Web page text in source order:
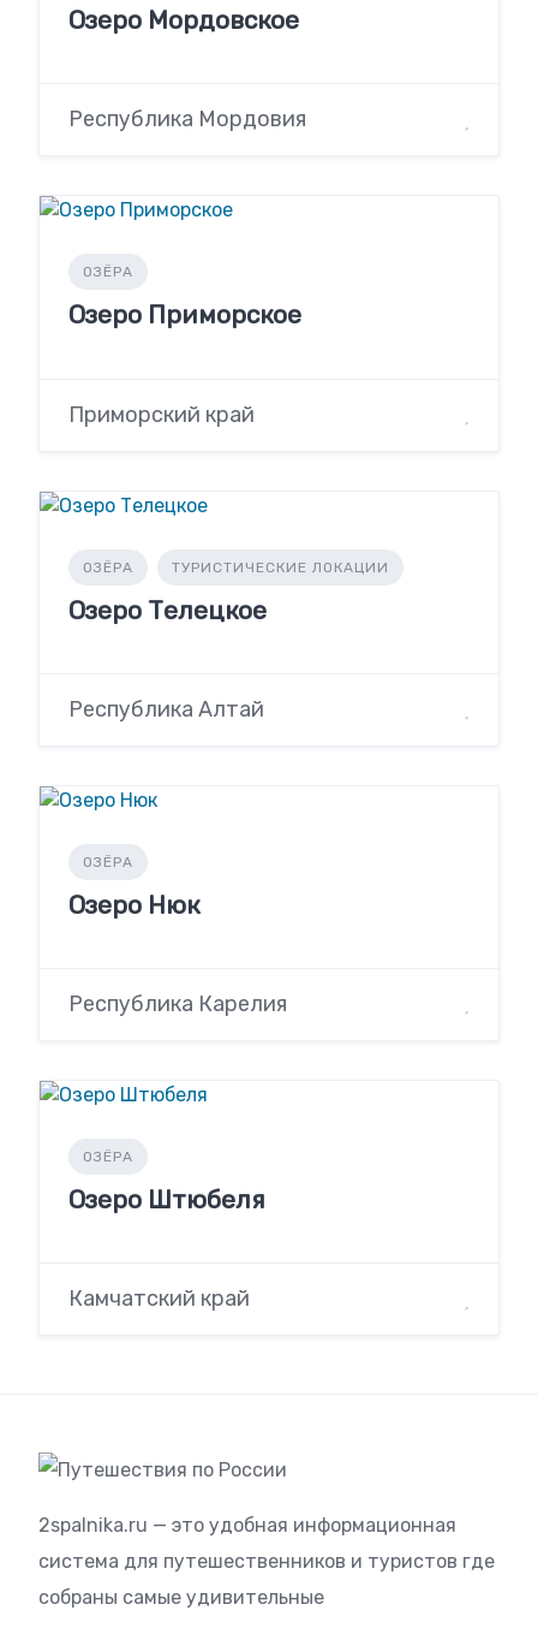
Озеро Мордовское
Республика Мордовия
ОЗЁРА
Озеро Приморское
Приморский край
ОЗЁРА ТУРИСТИЧЕСКИЕ ЛОКАЦИИ
Озеро Телецкое
Республика Алтай
ОЗЁРА
Озеро Нюк
Республика Карелия
ОЗЁРА
Озеро Штюбеля
Камчатский край
2spalnika.ru — это удобная информационная
система для путешественников и туристов где
собраны самые удивительные